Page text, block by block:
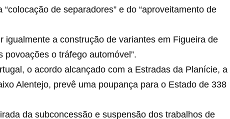
de separadores” e do “aproveitamento de
a construção de variantes em Figueira de
povoações o tráfego automóvel”.
o acordo alcançado com a Estradas da Planície, a
Alentejo, prevê uma poupança para o Estado de 338
da subconcessão e suspensão dos trabalhos de